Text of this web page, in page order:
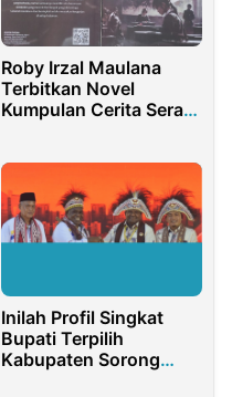
Roby Irzal Maulana
Terbitkan Novel
Kumpulan Cerita Seram
Inilah Profil Singkat
Bupati Terpilih
Kabupaten Sorong